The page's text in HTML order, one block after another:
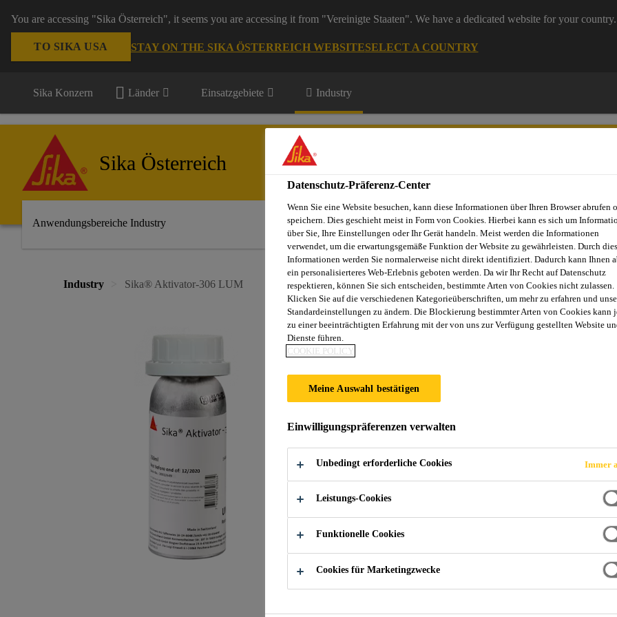
You are accessing "Sika Österreich", it seems you are accessing it from "Vereinigte Staaten". We have a dedicated website for your country.
TO SIKA USA STAY ON THE SIKA ÖSTERREICH WEBSITESELECT A COUNTRY
Sika Konzern Länder Einsatzgebiete Industry
Sika Österreich
Anwendungsbereiche Industry
Industry Sika® Aktivator-306 LUM
Sika®
Lösemittelhaltiger Haftvermittler für
Sika® Aktivator-306 LUM ist ein lösemittelhaltiger,
Feuchtigkeit reagiert und auf der Oberfläche
speziell zur Vorbehandlung von nicht porösen
Mehr anzeigen +
Sichtbar unter UV-Licht, geeignet für
Vorbehandlung für verschiedenste Beschichtungen
FINDEN SIE IHREN SIKA
Datenschutz-Präferenz-Center
Wenn Sie eine Website besuchen, kann diese Informationen über Ihren Browser abrufen
speichern. Dies geschieht meist in Form von Cookies. Hierbei kann es sich um
über Sie, Ihre Einstellungen oder Ihr Gerät handeln. Meist werden die Informationen
verwendet, um die erwartungsgemäße Funktion der Website zu gewährleisten. Durch
Informationen werden Sie normalerweise nicht direkt identifiziert. Dadurch kann Ihnen
ein personalisierteres Web-Erlebnis geboten werden. Da wir Ihr Recht auf Datenschutz
respektieren, können Sie sich entscheiden, bestimmte Arten von Cookies nicht zulassen.
Klicken Sie auf die verschiedenen Kategorieüberschriften, um mehr zu erfahren und
Standardeinstellungen zu ändern. Die Blockierung bestimmter Arten von Cookies kann
zu einer beeinträchtigten Erfahrung mit der von uns zur Verfügung gestellten Website
Dienste führen.
COOKIE POLICY
Meine Auswahl bestätigen
Einwilligungspräferenzen verwalten
Unbedingt erforderliche Cookies Immer
Leistungs-Cookies
Funktionelle Cookies
Cookies für Marketingzwecke